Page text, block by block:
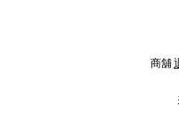
商舖